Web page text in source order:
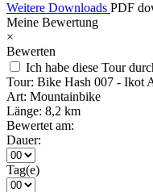
Weitere Downloads PDF
Meine Bewertung
×
Bewerten
Ich habe diese Tour
Tour: Bike Hash 007 - Ikot
Art: Mountainbike
Länge: 8,2 km
Bewertet am:
Dauer:
Tag(e)